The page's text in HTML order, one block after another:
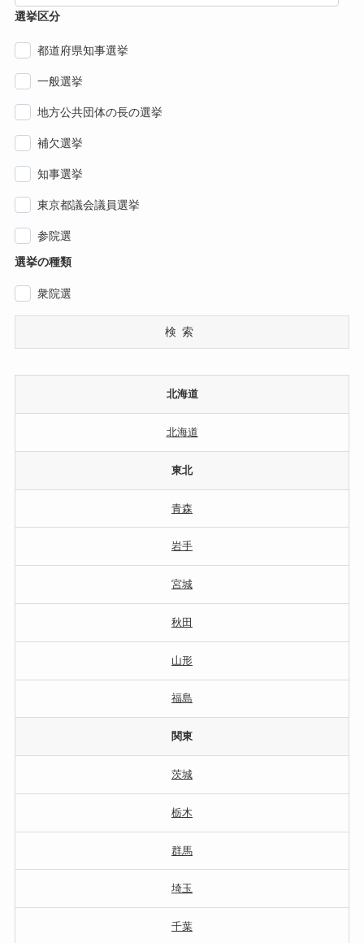
選挙区分
都道府県知事選挙
一般選挙
地方公共団体の長の選挙
補欠選挙
知事選挙
東京都議会議員選挙
参院選
選挙の種類
衆院選
検索
北海道
北海道
東北
青森
岩手
宮城
秋田
山形
福島
関東
茨城
栃木
群馬
埼玉
千葉